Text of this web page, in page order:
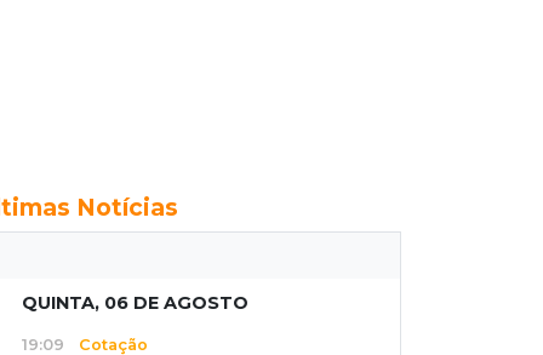
Notícias
QUINTA, 06 DE AGOSTO
19:09 Cotação